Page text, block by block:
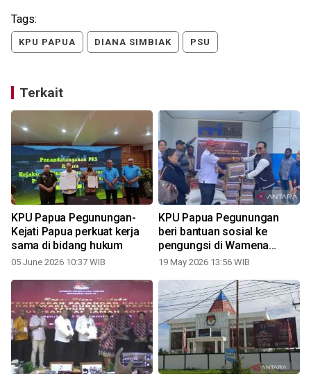
Tags:
KPU PAPUA DIANA SIMBIAK PSU
Terkait
KPU Papua Pegunungan-
Kejati Papua perkuat kerja
sama di bidang hukum
05 June 2026 10:37 WIB
KPU Papua Pegunungan
beri bantuan sosial ke
pengungsi di Wamena
pascaperang suku
19 May 2026 13:56 WIB